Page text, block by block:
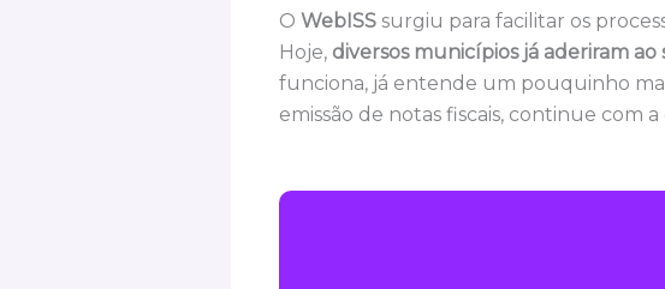
O WebISS surgiu para facilitar os
Hoje, diversos municípios já aderiram ao
funciona, já entende um pouquinho
emissão de notas fiscais, continue com